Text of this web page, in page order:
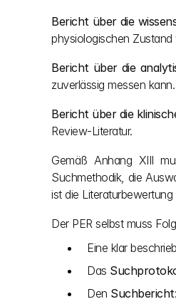
Bericht über die
physiologischen
Bericht über die
zuverlässig messen kann.
Bericht über die
Review-Literatur.
Gemäß Anhang XIII
Suchmethodik, die
ist die
Der PER selbst muss
Eine klar
Das
Den Suchbericht